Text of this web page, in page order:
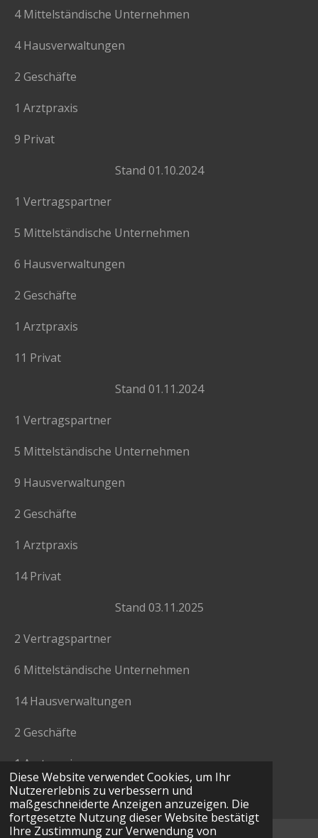
Diese Website verwendet Cookies, um Ihr
Nutzererlebnis zu verbessern und
maßgeschneiderte Anzeigen anzuzeigen. Die
fortgesetzte Nutzung dieser Website bestätigt
Ihre Zustimmung zur Verwendung von
4 Mittelständische Unternehmen
4 Hausverwaltungen
2 Geschäfte
1 Arztpraxis
9 Privat
Stand 01.10.2024
1 Vertragspartner
5 Mittelständische Unternehmen
6 Hausverwaltungen
2 Geschäfte
1 Arztpraxis
11 Privat
Stand 01.11.2024
1 Vertragspartner
5 Mittelständische Unternehmen
9 Hausverwaltungen
2 Geschäfte
1 Arztpraxis
14 Privat
Stand 03.11.2025
2 Vertragspartner
6 Mittelständische Unternehmen
14 Hausverwaltungen
2 Geschäfte
1 Arztpraxis
17 Privat